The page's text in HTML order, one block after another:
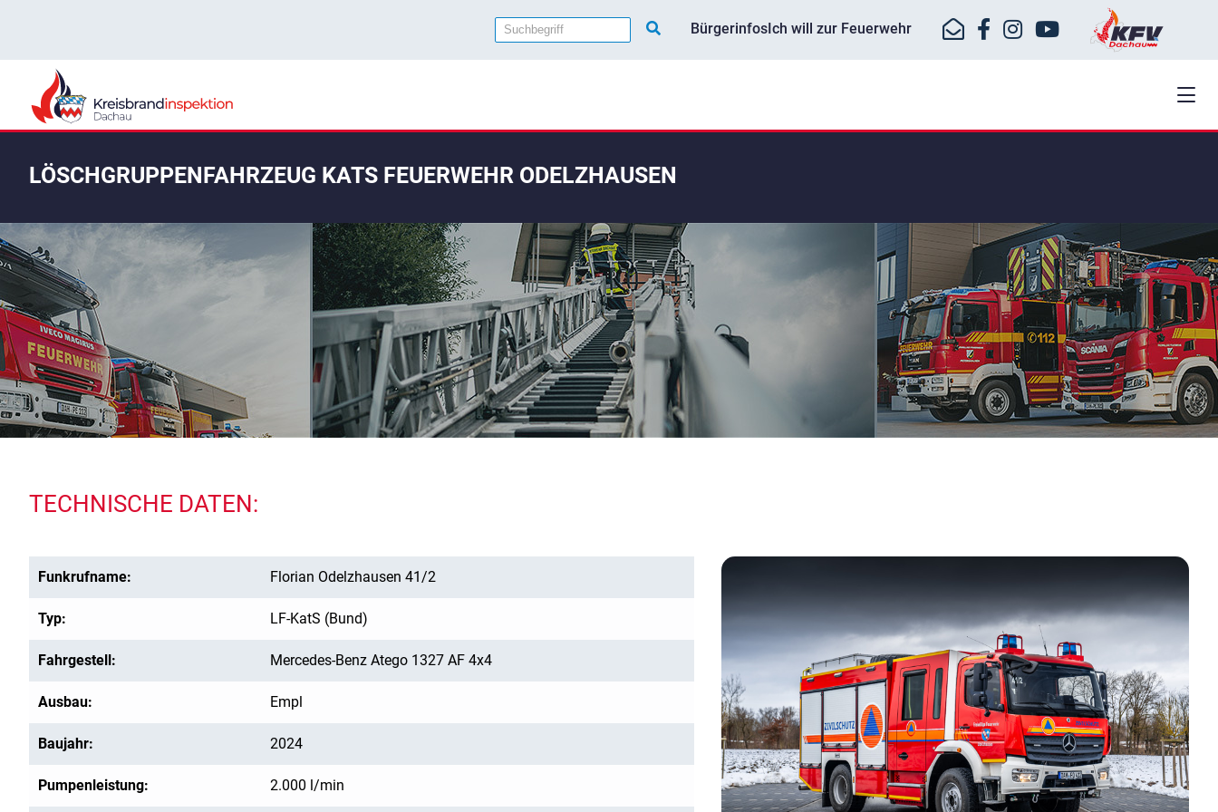
BürgerinfosIch will zur Feuerwehr
LÖSCHGRUPPENFAHRZEUG KATS FEUERWEHR ODELZHAUSEN
TECHNISCHE DATEN:
Funkrufname: Florian Odelzhausen 41/2
Typ: LF-KatS (Bund)
Fahrgestell: Mercedes-Benz Atego 1327 AF 4x4
Ausbau: Empl
Baujahr: 2024
Pumpenleistung: 2.000 l/min